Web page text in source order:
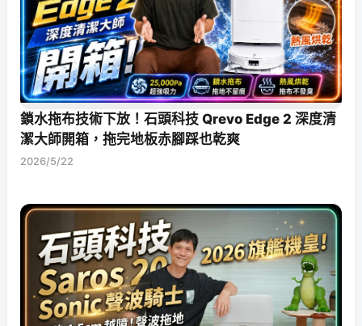
鎖水拖布技術下放！石頭科技 Qrevo Edge 2 深度清
潔大師開箱，拖完地板赤腳踩也乾爽
2026/5/22